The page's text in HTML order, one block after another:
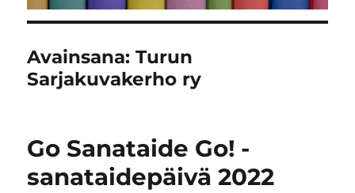
Avainsana:Turun
Sarjakuvakerho ry
Go Sanataide Go! -
sanataidepäivä 2022